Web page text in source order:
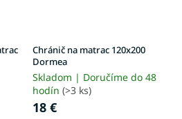
Chránič na matrac 120x200
Dormea
Skladom | Doručíme do 48
hodín (>3 ks)
18 €